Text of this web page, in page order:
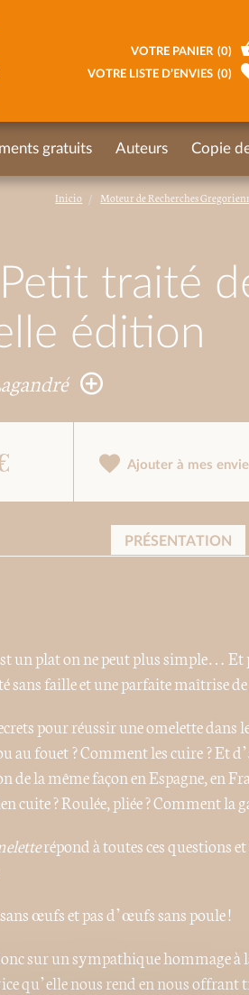
Inicio Moteur de Recherches
traité
édition
Ajouter à mes
PRÉSENTATION
un plat on ne peut plus simple… Et
sans faille et une parfaite maîtrise
pour réussir une omelette dans
au fouet ? Comment les cuire ? Et
de la même façon en Espagne, en
cuite ? Roulée, pliée ? Comment la
répond à toutes ces questions
œufs et pas d’œufs sans poule !
sur un sympathique hommage à
qu’elle nous rend en nous
VOTRE PANIER (0)
VOTRE LISTE D’ENVIES (0)
gratuits Auteurs Copie